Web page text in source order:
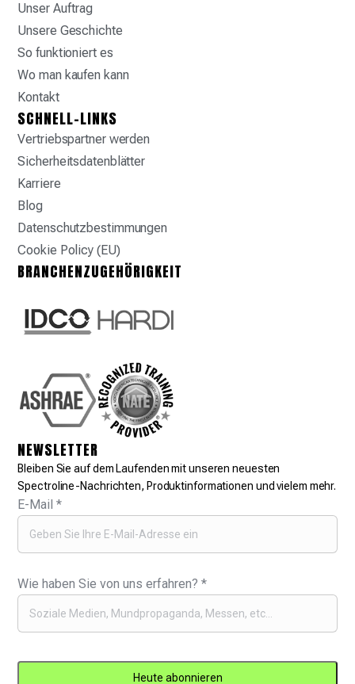
Unser Auftrag
Unsere Geschichte
So funktioniert es
Wo man kaufen kann
Kontakt
SCHNELL-LINKS
Vertriebspartner werden
Sicherheitsdatenblätter
Karriere
Blog
Datenschutzbestimmungen
Cookie Policy (EU)
BRANCHENZUGEHÖRIGKEIT
NEWSLETTER
Bleiben Sie auf dem Laufenden mit unseren neuesten
Spectroline-Nachrichten, Produktinformationen und vielem mehr.
E-Mail*
Wie haben Sie von uns erfahren?*